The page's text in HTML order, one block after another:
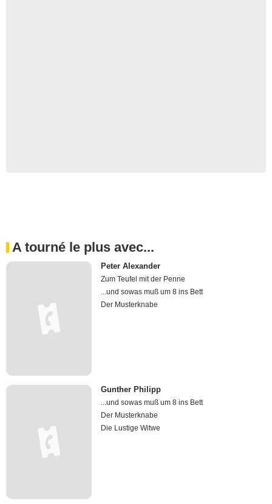
A tourné le plus avec...
Peter Alexander
Zum Teufel mit der Penne
...und sowas muß um 8 ins Bett
Der Musterknabe
Gunther Philipp
...und sowas muß um 8 ins Bett
Der Musterknabe
Die Lustige Witwe